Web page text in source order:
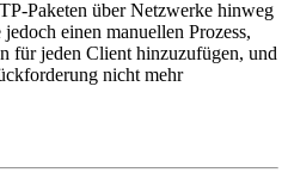
Paketen über Netzwerke hinweg
einen manuellen Prozess,
für jeden Client hinzuzufügen, und
nicht mehr